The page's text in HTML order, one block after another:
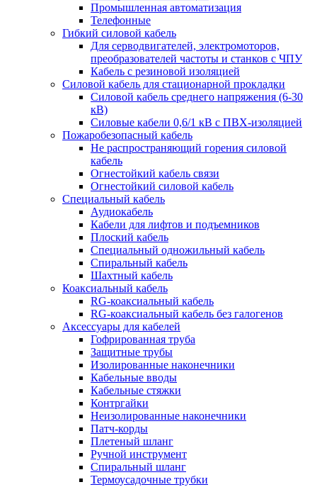
Промышленная автоматизация
Телефонные
Гибкий силовой кабель
Для серводвигателей, электромоторов,
преобразователей частоты и станков с ЧПУ
Кабель с резиновой изоляцией
Силовой кабель для стационарной прокладки
Силовой кабель среднего напряжения (6-30
кВ)
Силовые кабели 0,6/1 кВ с ПВХ-изоляцией
Пожаробезопасный кабель
Не распространяющий горения силовой
кабель
Огнестойкий кабель связи
Огнестойкий силовой кабель
Специальный кабель
Аудиокабель
Кабели для лифтов и подъемников
Плоский кабель
Специальный одножильный кабель
Спиральный кабель
Шахтный кабель
Коаксиальный кабель
RG-коаксиальный кабель
RG-коаксиальный кабель без галогенов
Аксессуары для кабелей
Гофрированная труба
Защитные трубы
Изолированные наконечники
Кабельные вводы
Кабельные стяжки
Контргайки
Неизолированные наконечники
Патч-корды
Плетеный шланг
Ручной инструмент
Спиральный шланг
Термоусадочные трубки